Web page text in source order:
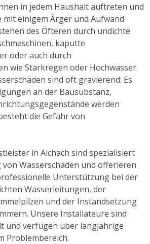
in jedem Haushalt auftreten und
einigem Ärger und Aufwand
des Öfteren durch undichte
kaputte
oder auch durch
wie Starkregen oder Hochwasser.
sind oft gravierend: Es
an der Bausubstanz,
werden
die Gefahr von
in Aichach sind spezialisiert
Wasserschäden und offerieren
Unterstützung bei der
Wasserleitungen, der
und der Instandsetzung
Unsere Installateure sind
und verfügen über langjährige
Problembereich.